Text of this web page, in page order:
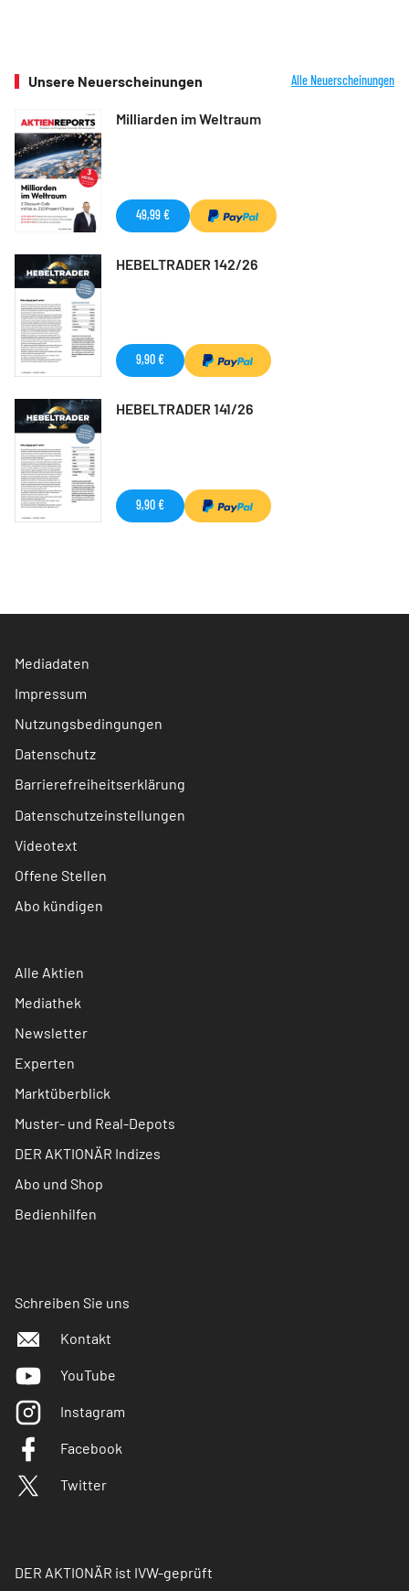
Unsere Neuerscheinungen Alle Neuerscheinungen
Milliarden im Weltraum
49,99 €
HEBELTRADER 142/26
9,90 €
HEBELTRADER 141/26
9,90 €
Mediadaten
Impressum
Nutzungsbedingungen
Datenschutz
Barrierefreiheitserklärung
Datenschutzeinstellungen
Videotext
Offene Stellen
Abo kündigen
Alle Aktien
Mediathek
Newsletter
Experten
Marktüberblick
Muster- und Real-Depots
DER AKTIONÄR Indizes
Abo und Shop
Bedienhilfen
Schreiben Sie uns
Kontakt
YouTube
Instagram
Facebook
Twitter
DER AKTIONÄR ist IVW-geprüft